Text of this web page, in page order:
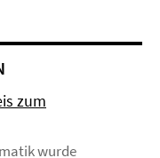
zum
wurde